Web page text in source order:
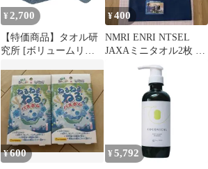
¥ 2,700
【特価商品】タオル研
究所 [ボリュームリッ
モーキーブルー 2枚セ
ット ホテル仕様 厚手
ふかふか ボリューム 高
速吸水 耐久性 綿100%
480GSM
JapanTechnology
¥400
NMRI ENRI NTSEL
JAXAミニタオル2枚 エ
コバッグ カード全4点
¥600 ¥ 5,792